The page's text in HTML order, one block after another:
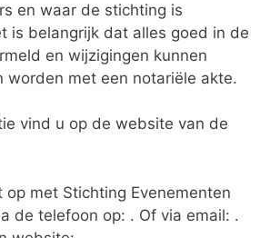
en waar de stichting is
is belangrijk dat alles goed in de
en wijzigingen kunnen
worden met een notariële akte.
vind u op de website van de
op met Stichting Evenementen
de telefoon op: . Of via email: .